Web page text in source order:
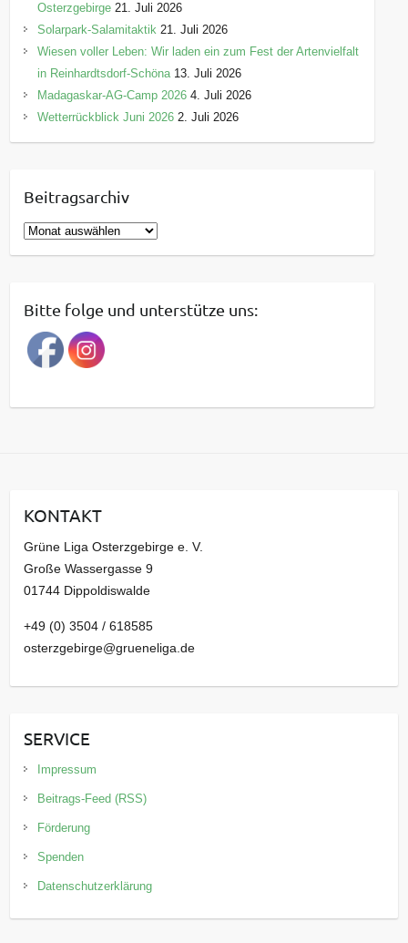
Osterzgebirge 21. Juli 2026
Solarpark-Salamitaktik 21. Juli 2026
Wiesen voller Leben: Wir laden ein zum Fest der Artenvielfalt
in Reinhardtsdorf-Schöna 13. Juli 2026
Madagaskar-AG-Camp 2026 4. Juli 2026
Wetterrückblick Juni 2026 2. Juli 2026
Beitragsarchiv
B
e
r
a
g
a
v
Bitte folge und unterstütze uns:
KONTAKT
Grüne Liga Osterzgebirge e. V.
Große Wassergasse 9
01744 Dippoldiswalde
+49 (0) 3504 / 618585
osterzgebirge@grueneliga.de
SERVICE
Impressum
Beitrags-Feed (RSS)
Förderung
Spenden
Datenschutzerklärung